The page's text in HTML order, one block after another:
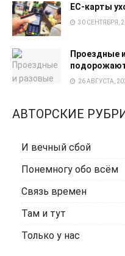
EC-карты
30 СЕНТЯБРЯ,
Проездные
26 АВГУСТА,
АВТОРСКИЕ
И вечный сбой
Понемногу обо всём
Связь времен
Там и тут
Только у нас